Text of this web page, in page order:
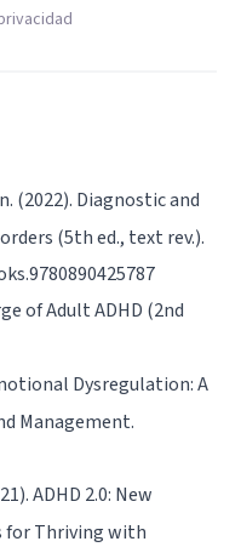
(2022). Diagnostic and
(5th ed., text rev.).
of Adult ADHD (2nd
Dysregulation: A
Management.
ADHD 2.0: New
for Thriving with